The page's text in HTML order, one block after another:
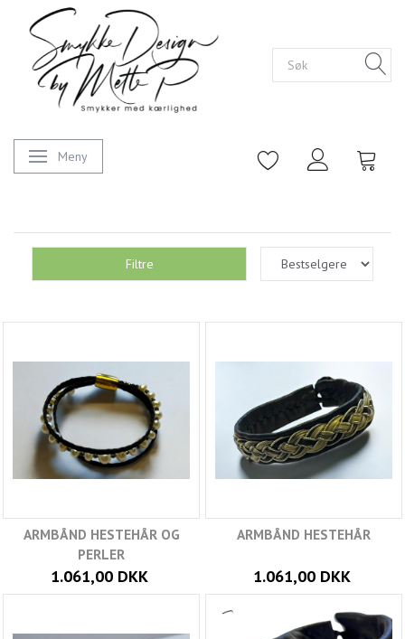
Veksle navigasjon
Meny
Filtre
ARMBÅND HESTEHÅR OG
PERLER
1.061,00 DKK
ARMBÅND HESTEHÅR
1.061,00 DKK